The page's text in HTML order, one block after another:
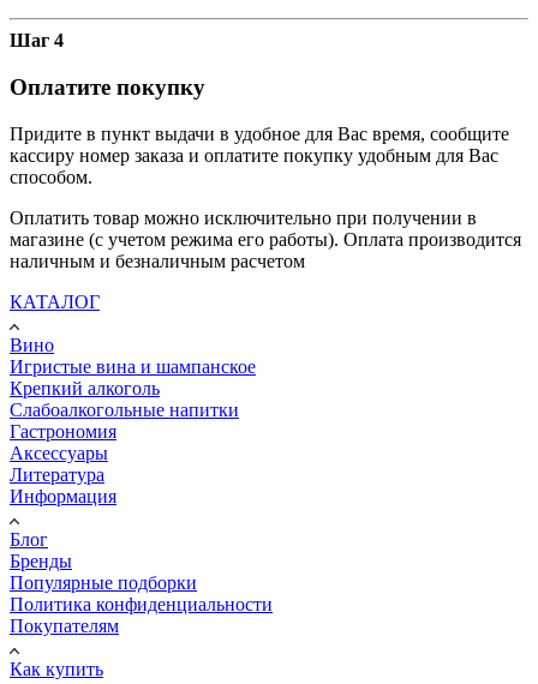
Шаг 4
Оплатите покупку
Придите в пункт выдачи в удобное для Вас время, сообщите
кассиру номер заказа и оплатите покупку удобным для Вас
способом.
Оплатить товар можно исключительно при получении в
магазине (с учетом режима его работы). Оплата производится
наличным и безналичным расчетом
КАТАЛОГ
Вино
Игристые вина и шампанское
Крепкий алкоголь
Слабоалкогольные напитки
Гастрономия
Аксессуары
Литература
Информация
Блог
Бренды
Популярные подборки
Политика конфиденциальности
Покупателям
Как купить